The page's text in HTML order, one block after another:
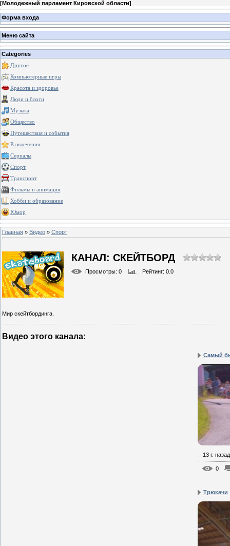
[Молодежный парламент Кировской области]
Форма входа
Меню сайта
Categories
Другое
Компьютерные игры
Красота и здоровье
Люди и блоги
Музыка
Общество
Путешествия и события
Развлечения
Сериалы
Спорт
Транспорт
Фильмы и анимация
Хобби и образование
Юмор
Главная » Видео » Спорт
КАНАЛ: СКЕЙТБОРД
Просмотры: 0 Рейтинг: 0.0
Мир скейтбординга.
Видео этого канала:
Самый
13 г. назад
0
Трюкачи